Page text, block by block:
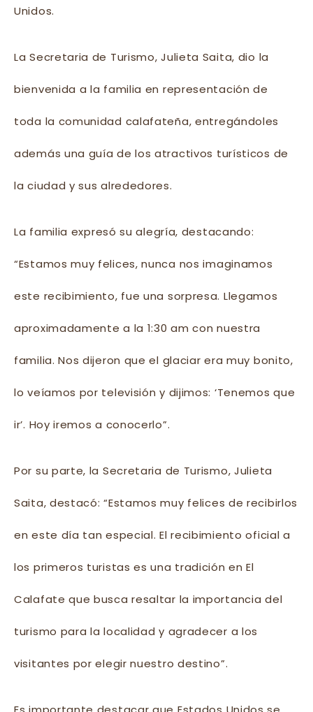
Unidos.
La Secretaria de Turismo, Julieta Saita, dio la
bienvenida a la familia en representación de
toda la comunidad calafateña, entregándoles
además una guía de los atractivos turísticos de
la ciudad y sus alrededores.
La familia expresó su alegría, destacando:
“Estamos muy felices, nunca nos imaginamos
este recibimiento, fue una sorpresa. Llegamos
aproximadamente a la 1:30 am con nuestra
familia. Nos dijeron que el glaciar era muy bonito,
lo veíamos por televisión y dijimos: ‘Tenemos que
ir’. Hoy iremos a conocerlo”.
Por su parte, la Secretaria de Turismo, Julieta
Saita, destacó: “Estamos muy felices de recibirlos
en este día tan especial. El recibimiento oficial a
los primeros turistas es una tradición en El
Calafate que busca resaltar la importancia del
turismo para la localidad y agradecer a los
visitantes por elegir nuestro destino”.